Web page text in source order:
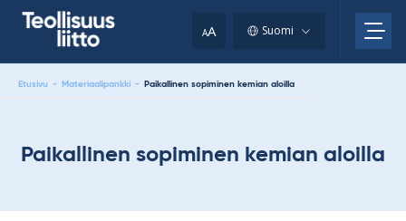
AA Suomi
Etusivu - Materiaalipankki - Paikallinen sopiminen kemian aloilla
Paikallinen sopiminen kemian aloilla
clipboard.)